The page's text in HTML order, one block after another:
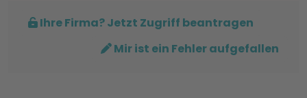
Ihre Firma? Jetzt Zugriff beantragen
Mir ist ein Fehler aufgefallen